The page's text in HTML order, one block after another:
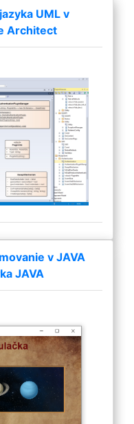
UML v
Architect
v JAVA
JAVA